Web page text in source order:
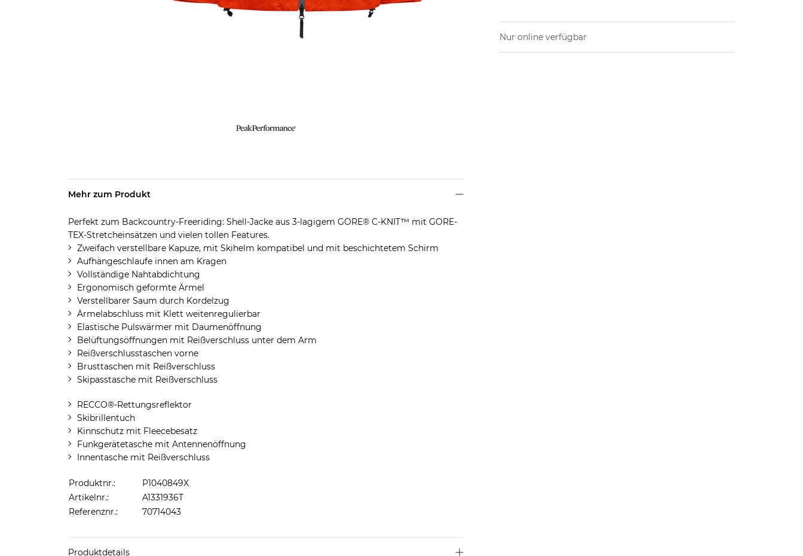
Nur online verfügbar
Mehr zum Produkt
Perfekt zum Backcountry-Freeriding: Shell-Jacke aus 3-lagigem GORE® C-KNIT™ mit GORE-
TEX-Stretcheinsätzen und vielen tollen Features.
Zweifach verstellbare Kapuze, mit Skihelm kompatibel und mit beschichtetem Schirm
Aufhängeschlaufe innen am Kragen
Vollständige Nahtabdichtung
Ergonomisch geformte Ärmel
Verstellbarer Saum durch Kordelzug
Ärmelabschluss mit Klett weitenregulierbar
Elastische Pulswärmer mit Daumenöffnung
Belüftungsöffnungen mit Reißverschluss unter dem Arm
Reißverschlusstaschen vorne
Brusttaschen mit Reißverschluss
Skipasstasche mit Reißverschluss
RECCO®-Rettungsreflektor
Skibrillentuch
Kinnschutz mit Fleecebesatz
Funkgerätetasche mit Antennenöffnung
Innentasche mit Reißverschluss
Produktnr.:
P1040849X
Artikelnr.:
A1331936T
Referenznr.:
70714043
Produktdetails